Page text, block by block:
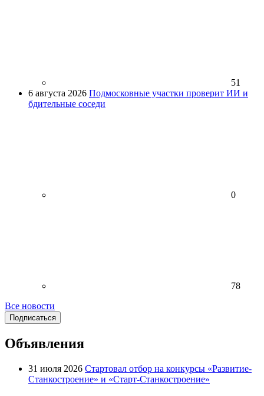
51
6 августа 2026 Подмосковные участки проверит ИИ и
бдительные соседи
0
78
Все новости
Подписаться
Объявления
31 июля 2026 Стартовал отбор на конкурсы «Развитие-
Станкостроение» и «Старт-Станкостроение»